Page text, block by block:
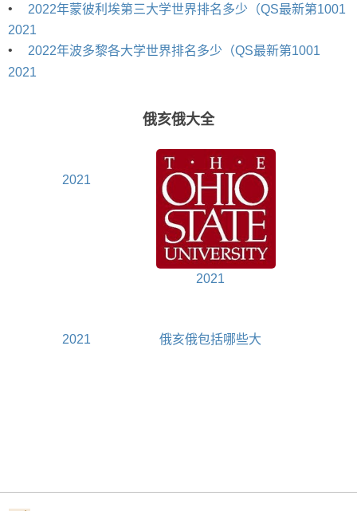
•
2022年蒙彼利埃第三大学世界排名多少（QS最新第1001
2021
•
2022年波多黎各大学世界排名多少（QS最新第1001
2021
俄亥俄大全
2021
2021
2021
俄亥俄包括哪些大